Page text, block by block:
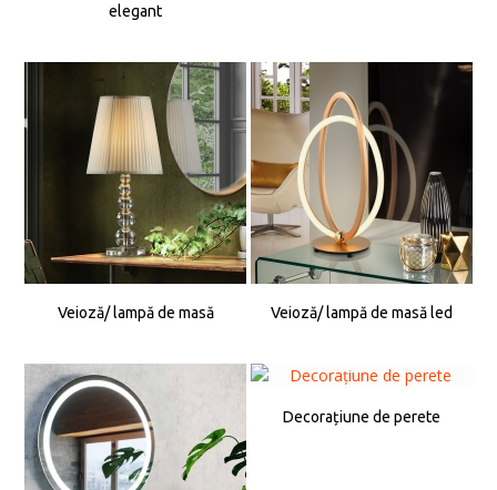
elegant
Veioză/ lampă de masă Veioză/ lampă de masă led
Decorațiune de perete